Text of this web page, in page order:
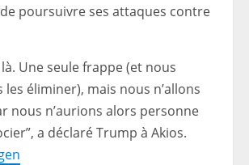
poursuivre ses attaques contre
Une seule frappe (et nous
éliminer), mais nous n’allons
nous n’aurions alors personne
a déclaré Trump à Akios.